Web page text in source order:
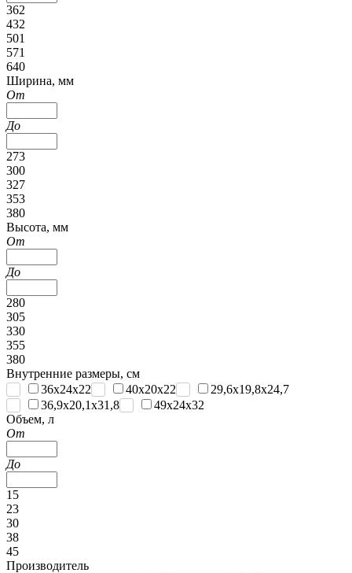
362
432
501
571
640
Ширина, мм
От
До
273
300
327
353
380
Высота, мм
От
До
280
305
330
355
380
Внутренние размеры, см
36х24х22
40х20х22
29,6х19,8х24,7
36,9x20,1x31,8
49x24x32
Объем, л
От
До
15
23
30
38
45
Производитель